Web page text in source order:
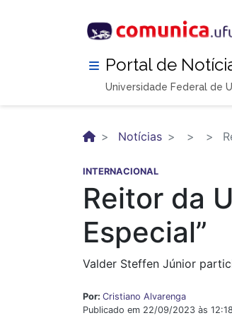
Portal de
Universidade Federal de
Notícias
INTERNACIONAL
Reitor da
Especial”
Valder Steffen Júnior
Por: Cristiano Alvarenga
Publicado em 22/09/2023 às